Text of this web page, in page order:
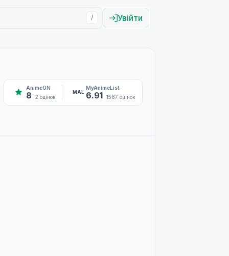
/ Увійти
AnimeON
8 2 оцінок
MAL
MyAnimeList
6.91 1587 оцінок